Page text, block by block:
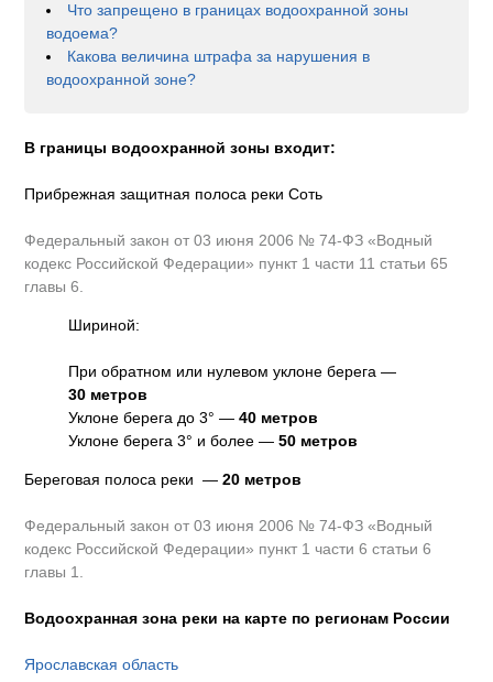
Что запрещено в границах водоохранной зоны
водоема?
Какова величина штрафа за нарушения в
водоохранной зоне?
В границы водоохранной зоны входит:
Прибрежная защитная полоса реки Соть
Федеральный закон от 03 июня 2006 № 74-ФЗ «Водный
кодекс Российской Федерации» пункт 1 части 11 статьи 65
главы 6.
Шириной:
При обратном или нулевом уклоне берега —
30 метров
Уклоне берега до 3° —40 метров
Уклоне берега 3° и более —50 метров
Береговая полоса реки —20 метров
Федеральный закон от 03 июня 2006 № 74-ФЗ «Водный
кодекс Российской Федерации» пункт 1 части 6 статьи 6
главы 1.
Водоохранная зона реки на карте по регионам России
Ярославская область